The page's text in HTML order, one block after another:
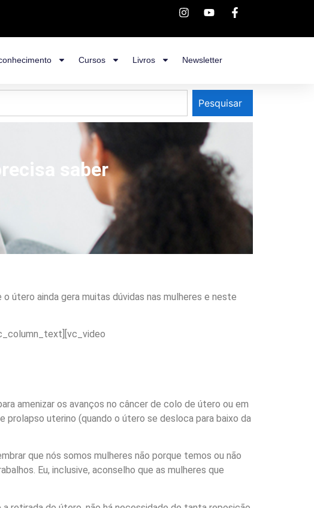
Cursos Livros Newsletter
Pesquisar
saber
útero ainda gera muitas dúvidas nas mulheres e neste
amenizar os avanços no câncer de colo de útero ou em
uterino (quando o útero se desloca para baixo da
que nós somos mulheres não porque temos ou não
Eu, inclusive, aconselho que as mulheres que